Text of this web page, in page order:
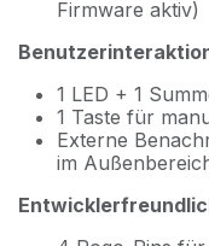
Firmware aktiv)
1 LED + 1
1 Taste für
Externe
im